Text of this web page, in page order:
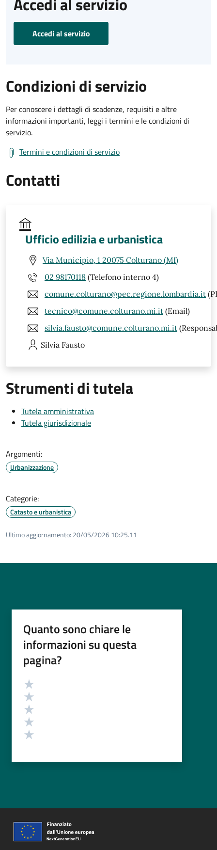
Accedi al servizio
Condizioni di servizio
Per conoscere i dettagli di scadenze, requisiti e altre
informazioni importanti, leggi i termini e le condizioni di
servizio.
Termini e condizioni di servizio
Contatti
Ufficio edilizia e urbanistica
Via Municipio, 1 20075 Colturano (MI)
02 98170118 (Telefono interno 4)
comune.colturano@pec.regione.lombardia.it
tecnico@comune.colturano.mi.it (Email)
silvia.fausto@comune.colturano.mi.it
Silvia Fausto
Strumenti di tutela
Tutela amministrativa
Tutela giurisdizionale
Argomenti:
Urbanizzazione
Categorie:
Catasto e urbanistica
Ultimo aggiornamento: 20/05/2026 10:25.11
Quanto sono chiare le
informazioni su questa
pagina?
Valutazione